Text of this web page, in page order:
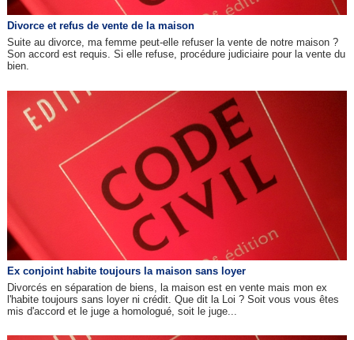
Divorce et refus de vente de la maison
Suite au divorce, ma femme peut-elle refuser la vente de notre maison ?
Son accord est requis. Si elle refuse, procédure judiciaire pour la vente du
bien.
Ex conjoint habite toujours la maison sans loyer
Divorcés en séparation de biens, la maison est en vente mais mon ex
l'habite toujours sans loyer ni crédit. Que dit la Loi ? Soit vous vous êtes
mis d'accord et le juge a homologué, soit le juge...